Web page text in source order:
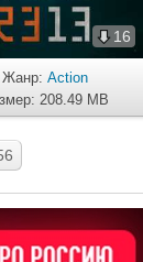
16
Жанр: Action
208.49 MB